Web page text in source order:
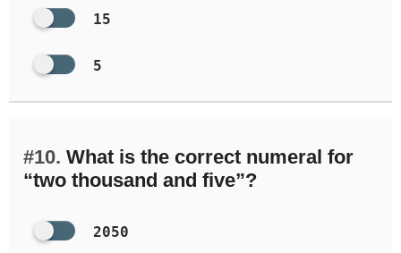
15
5
#10. What is the correct numeral for
“two thousand and five”?
2050